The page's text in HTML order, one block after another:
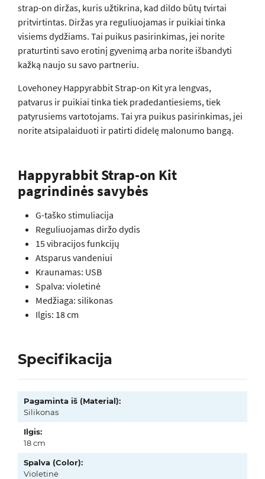
strap-on diržas, kuris užtikrina, kad dildo būtų tvirtai
pritvirtintas. Diržas yra reguliuojamas ir puikiai tinka
visiems dydžiams. Tai puikus pasirinkimas, jei norite
praturtinti savo erotinį gyvenimą arba norite išbandyti
kažką naujo su savo partneriu.
Lovehoney Happyrabbit Strap-on Kit yra lengvas,
patvarus ir puikiai tinka tiek pradedantiesiems, tiek
patyrusiems vartotojams. Tai yra puikus pasirinkimas, jei
norite atsipalaiduoti ir patirti didelę malonumo bangą.
Happyrabbit Strap-on Kit
pagrindinės savybės
G-taško stimuliacija
Reguliuojamas diržo dydis
15 vibracijos funkcijų
Atsparus vandeniui
Kraunamas: USB
Spalva: violetinė
Medžiaga: silikonas
Ilgis: 18 cm
Specifikacija
Pagaminta iš (Material):
Silikonas
Ilgis:
18 cm
Spalva (Color):
Violetinė